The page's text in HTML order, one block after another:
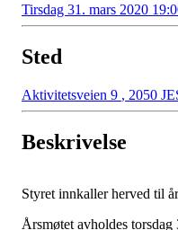
Tirsdag 31. mars 2020
Sted
Aktivitetsveien 9 , 2050
Beskrivelse
Styret innkaller herved til
Årsmøtet avholdes